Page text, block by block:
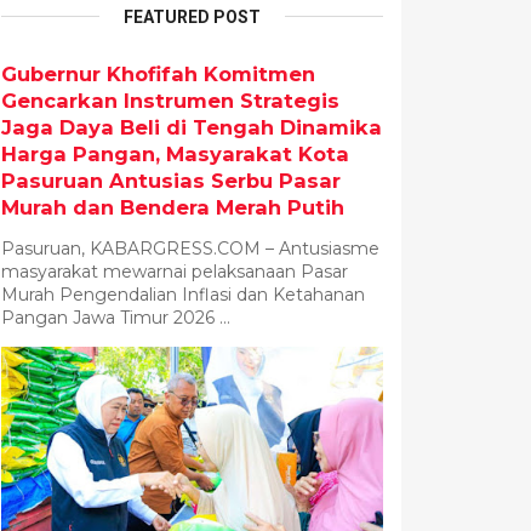
FEATURED POST
Gubernur Khofifah Komitmen
Gencarkan Instrumen Strategis
Jaga Daya Beli di Tengah Dinamika
Harga Pangan, Masyarakat Kota
Pasuruan Antusias Serbu Pasar
Murah dan Bendera Merah Putih
Pasuruan, KABARGRESS.COM – Antusiasme
masyarakat mewarnai pelaksanaan Pasar
Murah Pengendalian Inflasi dan Ketahanan
Pangan Jawa Timur 2026 ...